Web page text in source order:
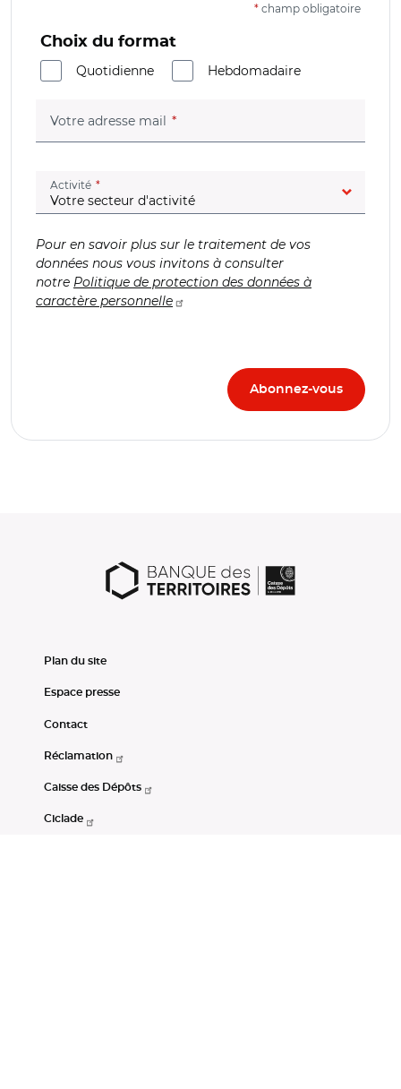
* champ obligatoire
Choix du format
Quotidienne
Hebdomadaire
Votre adresse mail (champ obligatoire)
Activité (champ obligatoire)
Pour en savoir plus sur le traitement de vos
données nous vous invitons à consulter
notre Politique de protection des données à
caractère personnelle
Plan du site
Espace presse
Contact
Réclamation
Caisse des Dépôts
Ciclade